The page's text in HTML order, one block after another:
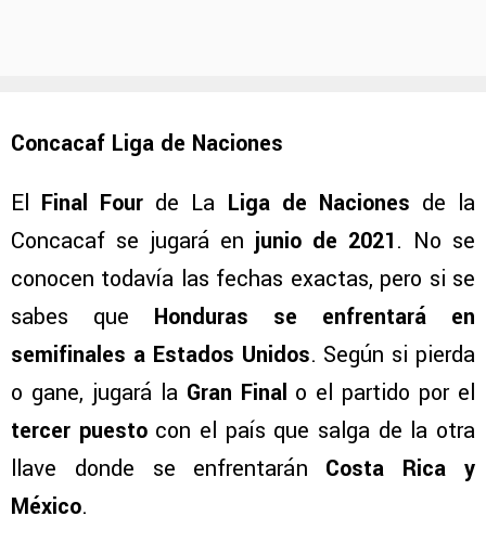
Concacaf Liga de Naciones
El Final Four de La Liga de Naciones de la
Concacaf se jugará en junio de 2021. No se
conocen todavía las fechas exactas, pero si se
sabes que Honduras se enfrentará en
semifinales a Estados Unidos. Según si pierda
o gane, jugará la Gran Final o el partido por el
tercer puestocon el país que salga de la otra
llave donde se enfrentarán Costa Rica y
México.